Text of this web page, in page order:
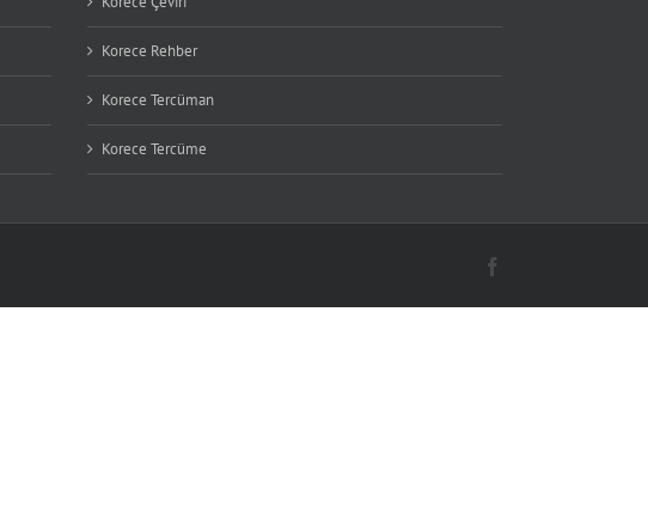
Korece Rehber
Korece Tercüman
Korece Tercüme